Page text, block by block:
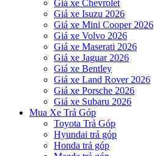
Giá xe Chevrolet
Giá xe Isuzu 2026
Giá xe Mini Cooper 2026
Giá xe Volvo 2026
Giá xe Maserati 2026
Giá xe Jaguar 2026
Giá xe Bentley
Giá xe Land Rover 2026
Giá xe Porsche 2026
Giá xe Subaru 2026
Mua Xe Trả Góp
Toyota Trả Góp
Hyundai trả góp
Honda trả góp